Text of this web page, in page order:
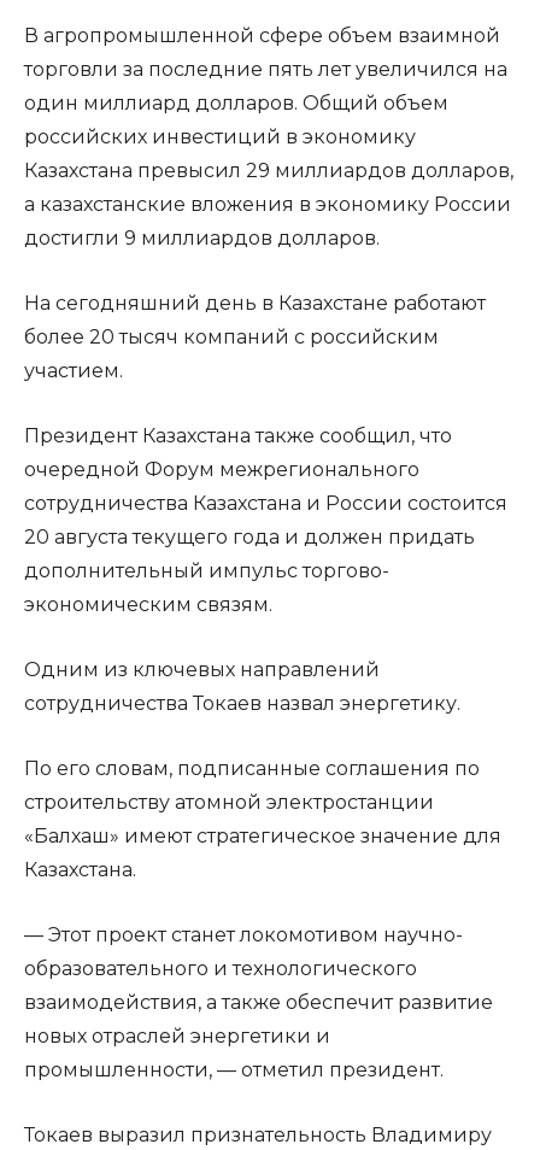
В агропромышленной сфере объем взаимной
торговли за последние пять лет увеличился на
один миллиард долларов. Общий объем
российских инвестиций в экономику
Казахстана превысил 29 миллиардов долларов,
а казахстанские вложения в экономику России
достигли 9 миллиардов долларов.
На сегодняшний день в Казахстане работают
более 20 тысяч компаний с российским
участием.
Президент Казахстана также сообщил, что
очередной Форум межрегионального
сотрудничества Казахстана и России состоится
20 августа текущего года и должен придать
дополнительный импульс торгово-
экономическим связям.
Одним из ключевых направлений
сотрудничества Токаев назвал энергетику.
По его словам, подписанные соглашения по
строительству атомной электростанции
«Балхаш» имеют стратегическое значение для
Казахстана.
— Этот проект станет локомотивом научно-
образовательного и технологического
взаимодействия, а также обеспечит развитие
новых отраслей энергетики и
промышленности, — отметил президент.
Токаев выразил признательность Владимиру